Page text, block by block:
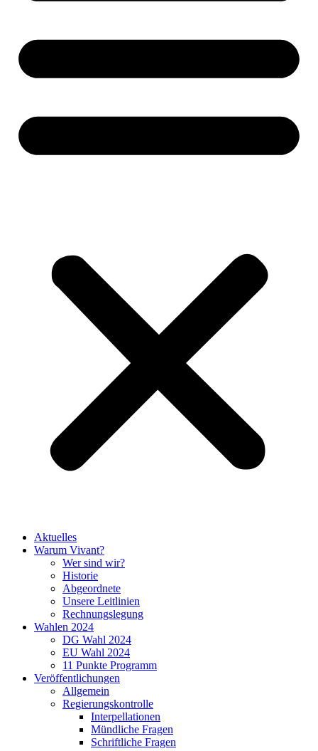
Aktuelles
Warum Vivant?
Wer sind wir?
Historie
Abgeordnete
Unsere Leitlinien
Rechnungslegung
Wahlen 2024
DG Wahl 2024
EU Wahl 2024
11 Punkte Programm
Veröffentlichungen
Allgemein
Regierungskontrolle
Interpellationen
Mündliche Fragen
Schriftliche Fragen